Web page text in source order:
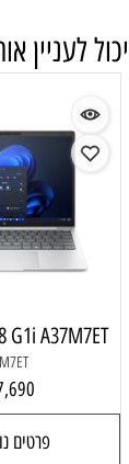
יכול לעניין
G1i A37M7ET
פרטים